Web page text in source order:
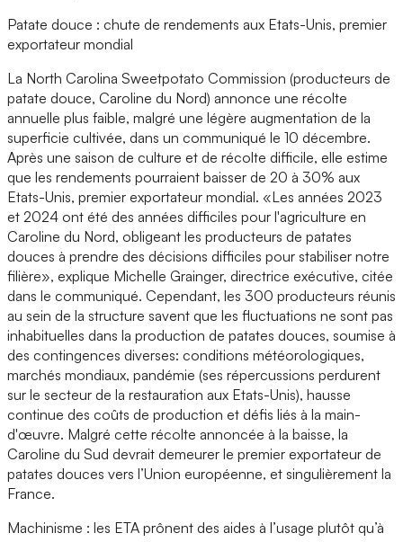
Patate douce : chute de rendements aux Etats-Unis, premier
exportateur mondial
La North Carolina Sweetpotato Commission (producteurs de
patate douce, Caroline du Nord) annonce une récolte
annuelle plus faible, malgré une légère augmentation de la
superficie cultivée, dans un communiqué le 10 décembre.
Après une saison de culture et de récolte difficile, elle estime
que les rendements pourraient baisser de 20 à 30% aux
Etats-Unis, premier exportateur mondial. «Les années 2023
et 2024 ont été des années difficiles pour l'agriculture en
Caroline du Nord, obligeant les producteurs de patates
douces à prendre des décisions difficiles pour stabiliser notre
filière», explique Michelle Grainger, directrice exécutive, citée
dans le communiqué. Cependant, les 300 producteurs réunis
au sein de la structure savent que les fluctuations ne sont pas
inhabituelles dans la production de patates douces, soumise à
des contingences diverses: conditions météorologiques,
marchés mondiaux, pandémie (ses répercussions perdurent
sur le secteur de la restauration aux Etats-Unis), hausse
continue des coûts de production et défis liés à la main-
d'œuvre. Malgré cette récolte annoncée à la baisse, la
Caroline du Sud devrait demeurer le premier exportateur de
patates douces vers l’Union européenne, et singulièrement la
France.
Machinisme : les ETA prônent des aides à l’usage plutôt qu’à